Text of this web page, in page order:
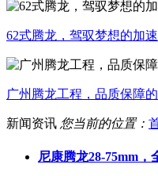
62式腾龙，驾驭梦想的加
广州腾龙工程，品质保障
新闻资讯 您当前的位置：
尼康腾龙28-75mm，